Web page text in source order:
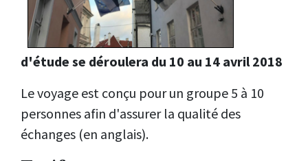
d'étude se déroulera du 10 au 14 avril 2018
Le voyage est conçu pour un groupe 5 à 10
personnes afin d'assurer la qualité des
échanges (en anglais).